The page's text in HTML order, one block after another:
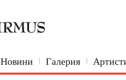
Новини Галерия